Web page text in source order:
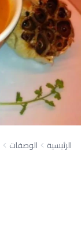
الرئيسية الوصفات